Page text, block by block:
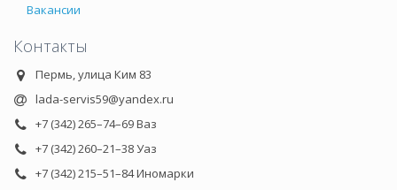
Вакансии
Контакты
Пермь, улица Ким 83
lada-servis59@yandex.ru
+7 (342) 265–74–69 Ваз
+7 (342) 260–21–38 Уаз
+7 (342) 215–51–84 Иномарки